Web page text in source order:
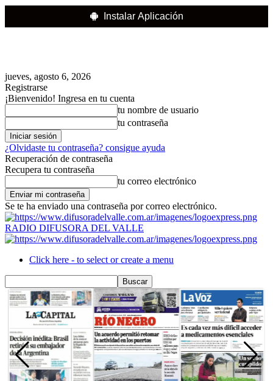
Instalar Aplicación
jueves, agosto 6, 2026
Registrarse
¡Bienvenido! Ingresa en tu cuenta
tu nombre de usuario
tu contraseña
¿Olvidaste tu contraseña? consigue ayuda
Recuperación de contraseña
Recupera tu contraseña
tu correo electrónico
Se te ha enviado una contraseña por correo electrónico.
RADIO DIFUSORA DEL VALLE
Click here - to select or create a menu